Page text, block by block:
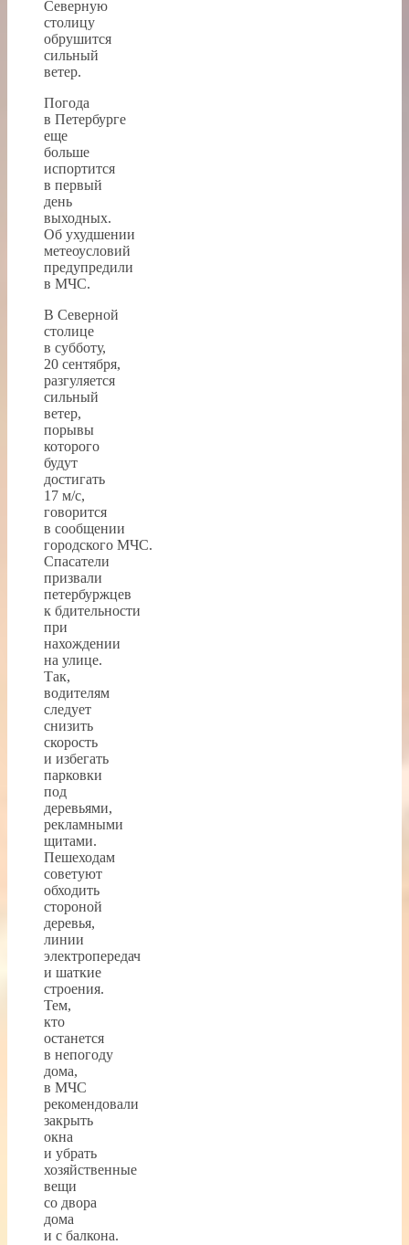
Северную
столицу
обрушится
сильный
ветер.
Погода
в Петербурге
еще
больше
испортится
в первый
день
выходных.
Об ухудшении
метеоусловий
предупредили
в МЧС.
В Северной
столице
в субботу,
20 сентября,
разгуляется
сильный
ветер,
порывы
которого
будут
достигать
17 м/с,
говорится
в сообщении
городского МЧС.
Спасатели
призвали
петербуржцев
к бдительности
при
нахождении
на улице.
Так,
водителям
следует
снизить
скорость
и избегать
парковки
под
деревьями,
рекламными
щитами.
Пешеходам
советуют
обходить
стороной
деревья,
линии
электропередач
и шаткие
строения.
Тем,
кто
останется
в непогоду
дома,
в МЧС
рекомендовали
закрыть
окна
и убрать
хозяйственные
вещи
со двора
дома
и с балкона.